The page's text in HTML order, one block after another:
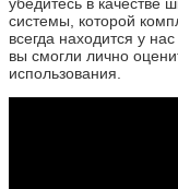
системы, которой
всегда находится у
вы смогли лично
использования.